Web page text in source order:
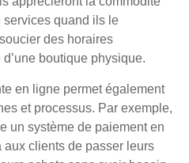
services quand ils le
des horaires
boutique physique.
en ligne permet également
et processus. Par exemple,
un système de paiement en
aux clients de passer leurs